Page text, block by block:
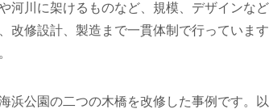
河川に架けるものなど、規模、デザイン
改修設計、製造まで一貫体制で行っています
浜公園の二つの木橋を改修した事例です。